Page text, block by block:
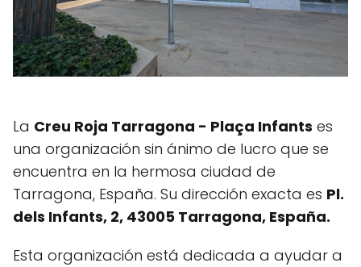
La Creu Roja Tarragona - Plaça Infants es
una organización sin ánimo de lucro que se
encuentra en la hermosa ciudad de
Tarragona, España. Su dirección exacta es Pl.
dels Infants, 2, 43005 Tarragona, España.
Esta organización está dedicada a ayudar a